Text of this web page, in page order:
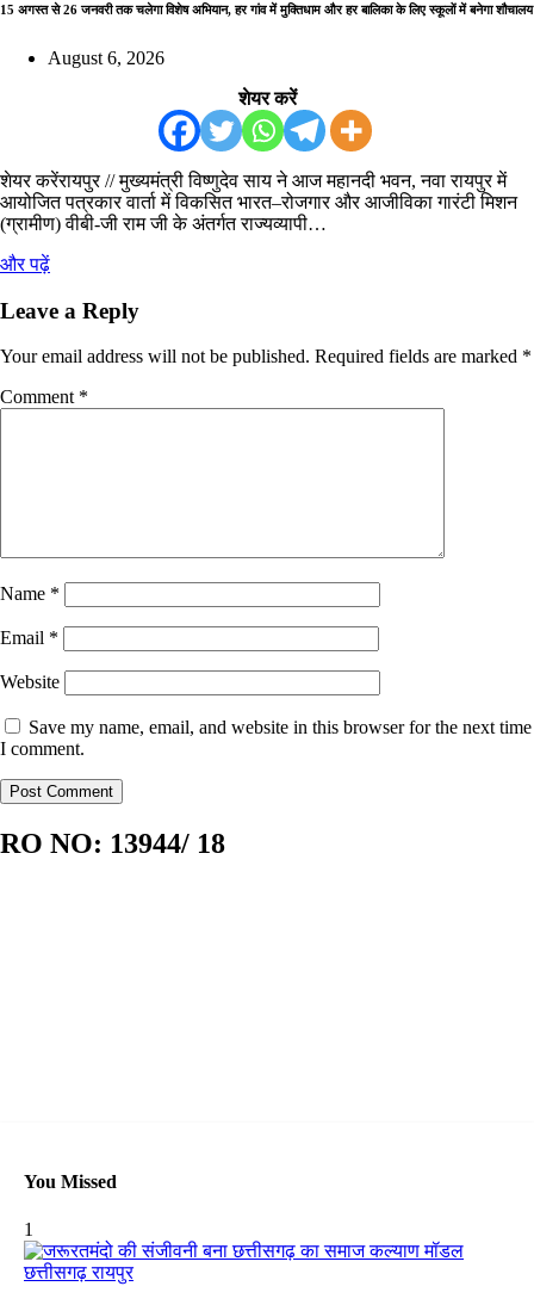
15 अगस्त से 26 जनवरी तक चलेगा विशेष अभियान, हर गांव में मुक्तिधाम और हर बालिका के लिए स्कूलों में बनेगा शौचालय
August 6, 2026
शेयर करें
शेयर करेंरायपुर // मुख्यमंत्री विष्णुदेव साय ने आज महानदी भवन, नवा रायपुर में
आयोजित पत्रकार वार्ता में विकसित भारत–रोजगार और आजीविका गारंटी मिशन
(ग्रामीण) वीबी-जी राम जी के अंतर्गत राज्यव्यापी…
और पढ़ें
Leave a Reply
Your email address will not be published. Required fields are marked *
Comment *
Name *
Email *
Website
Save my name, email, and website in this browser for the next time
I comment.
RO NO: 13944/ 18
You Missed
1
छत्तीसगढ़रायपुर